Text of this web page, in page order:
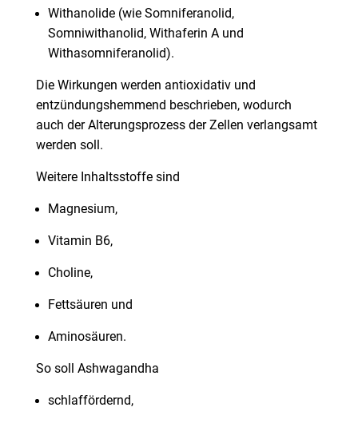
Withanolide (wie Somniferanolid,
Somniwithanolid, Withaferin A und
Withasomniferanolid).
Die Wirkungen werden antioxidativ und
entzündungshemmend beschrieben, wodurch
auch der Alterungsprozess der Zellen verlangsamt
werden soll.
Weitere Inhaltsstoffe sind
Magnesium,
Vitamin B6,
Choline,
Fettsäuren und
Aminosäuren.
So soll Ashwagandha
schlaffördernd,